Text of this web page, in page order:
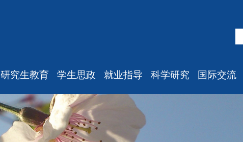
研究生教育
最新消息
教师工作
招生信息
学生思政
重要通知
新闻动态
机构设置
就业指导 科学研究 国际交流